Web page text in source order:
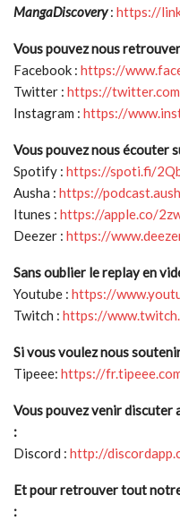
MangaDiscovery: https://
Vous pouvez nous
Facebook : https://
Twitter : https://
Instagram : https://
Vous pouvez nous écouter
Spotify : https://spoti.fi/
Ausha : https://
Itunes : https://apple.co/
Deezer : https://
Sans oublier le replay en
Youtube : https://
Twitch : https://
Si vous voulez nous
Tipeee: https://
Vous pouvez venir discuter
:
Discord : http://
Et pour retrouver tout
: